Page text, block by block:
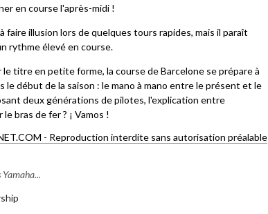
en course l'après-midi !
faire illusion lors de quelques tours rapides, mais il paraît
rythme élevé en course.
titre en petite forme, la course de Barcelone se prépare à
début de la saison : le mano à mano entre le présent et le
deux générations de pilotes, l'explication entre
bras de fer ? ¡ Vamos !
- Reproduction interdite sans autorisation préalable